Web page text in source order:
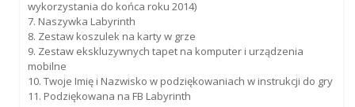
wykorzystania do końca roku 2014)
7. Naszywka Labyrinth
8. Zestaw koszulek na karty w grze
9. Zestaw ekskluzywnych tapet na komputer i urządzenia
mobilne
10. Twoje Imię i Nazwisko w podziękowaniach w instrukcji do gry
11. Podziękowana na FB Labyrinth